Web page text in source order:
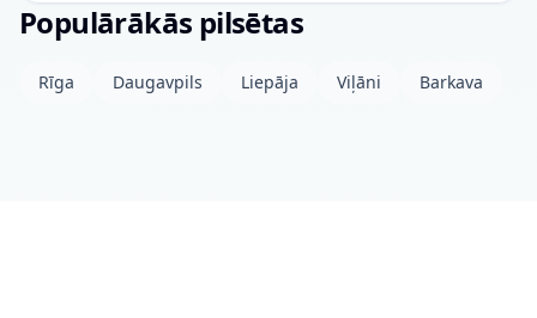
Populārākās pilsētas
Rīga Daugavpils Liepāja Viļāni Barkava